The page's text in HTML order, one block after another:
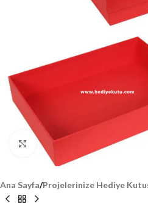
Click to enlarge
Ana Sayfa/Projelerinize Hediye